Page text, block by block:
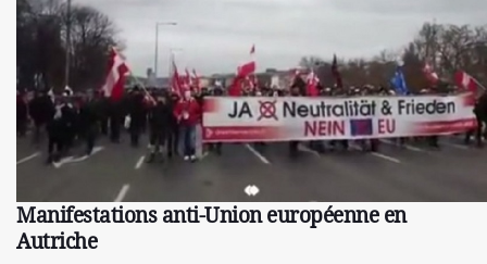
Manifestations anti-Union européenne en
Autriche